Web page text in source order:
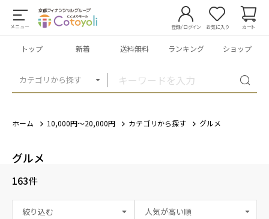
メニュー
カテゴリから探す
登録/ログイン お気に入り カート
トップ 新着 送料無料 ランキング ショップ
ホーム 10,000円～20,000円 カテゴリから探す グルメ
グルメ
163件
絞り込む